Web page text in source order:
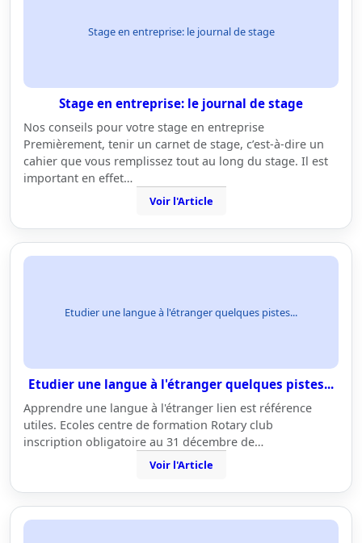
Stage en entreprise: le journal de stage
Stage en entreprise: le journal de stage
Nos conseils pour votre stage en entreprise
Premièrement, tenir un carnet de stage, c’est-à-dire un
cahier que vous remplissez tout au long du stage. Il est
important en effet…
Voir l'Article
Etudier une langue à l'étranger quelques pistes...
Etudier une langue à l'étranger quelques pistes...
Apprendre une langue à l'étranger lien est référence
utiles. Ecoles centre de formation Rotary club
inscription obligatoire au 31 décembre de…
Voir l'Article